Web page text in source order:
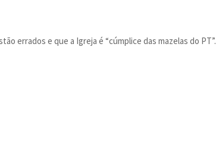
errados e que a Igreja é “cúmplice das mazelas do PT”.